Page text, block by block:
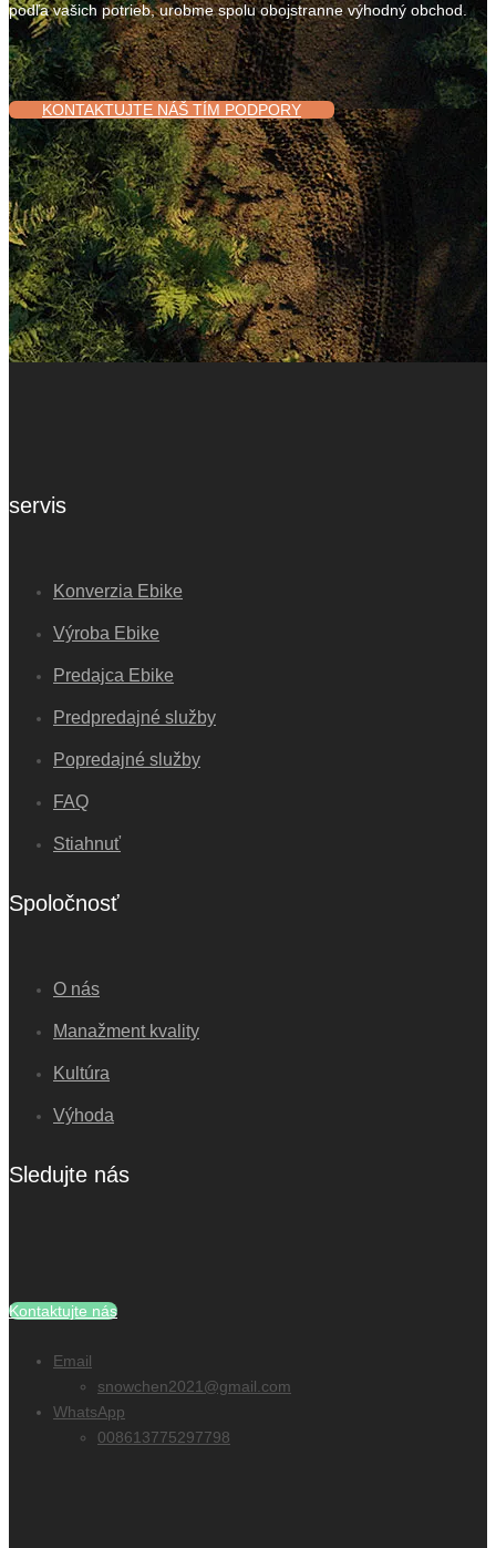
podľa vašich potrieb, urobme spolu obojstranne výhodný obchod.
KONTAKTUJTE NÁŠ TÍM PODPORY
servis
Konverzia Ebike
Výroba Ebike
Predajca Ebike
Predpredajné služby
Popredajné služby
FAQ
Stiahnuť
Spoločnosť
O nás
Manažment kvality
Kultúra
Výhoda
Sledujte nás
Kontaktujte nás
Email
snowchen2021@gmail.com
WhatsApp
008613775297798